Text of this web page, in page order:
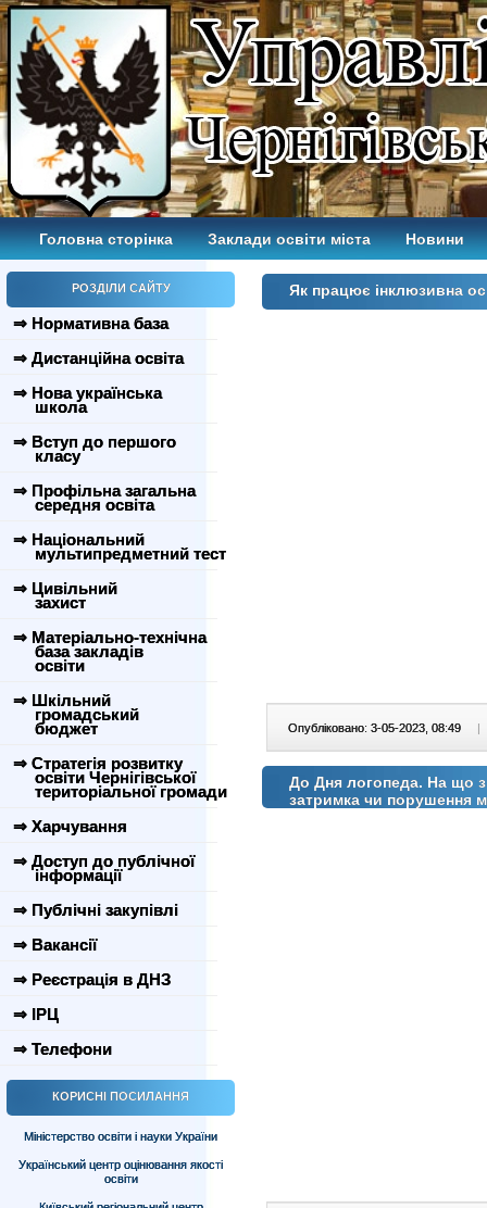
Головна сторінка Заклади освіти міста Новини
РОЗДІЛИ САЙТУ
⇒ Нормативна база
⇒ Дистанційна освіта
⇒ Нова українська
школа
⇒ Вступ до першого
класу
⇒ Профільна загальна
середня освіта
⇒ Національний
мультипредметний тест
⇒ Цивільний
захист
⇒ Матеріально-технічна
база закладів
освіти
⇒ Шкільний
громадський
бюджет
⇒ Стратегія розвитку
освіти Чернігівської
територіальної громади
⇒ Харчування
⇒ Доступ до публічної
інформації
⇒ Публічні закупівлі
⇒ Вакансії
⇒ Реєстрація в ДНЗ
⇒ ІРЦ
⇒ Телефони
КОРИСНІ ПОСИЛАННЯ
Міністерство освіти і науки України
Український центр оцінювання якості
освіти
Як працює інклюзивна
Опубліковано: 3-05-2023, 08:49 |
До Дня логопеда. На що
затримка чи порушення